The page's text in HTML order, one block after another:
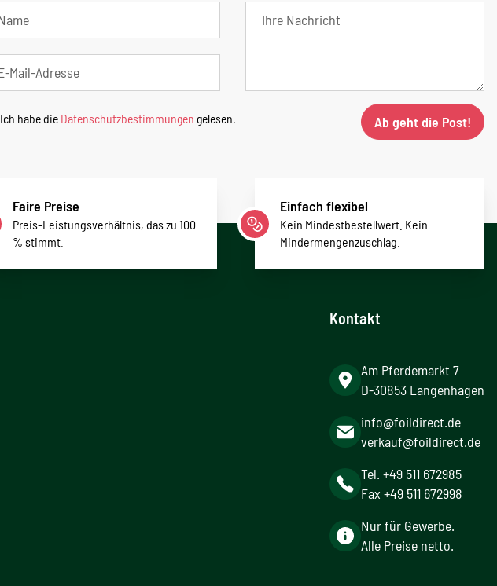
Ich habe die Datenschutzbestimmungen gelesen. Ab geht die Post!
Faire Preise
Preis-Leistungsverhältnis, das zu 100
% stimmt.
Einfach flexibel
Kein Mindestbestellwert. Kein
Mindermengenzuschlag.
Kontakt
Am Pferdemarkt 7
D-30853 Langenhagen
info@foildirect.de
verkauf@foildirect.de
Tel. +49 511 672985
Fax +49 511 672998
Nur für Gewerbe.
Alle Preise netto.